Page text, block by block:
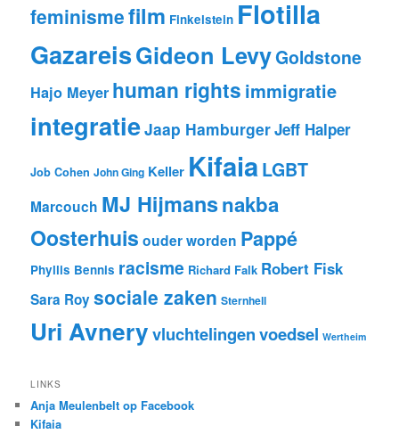
feminismefilm Finkelstein Flotilla
GazareisGideon LevyGoldstone
Hajo Meyer human rights immigratie
integratieJaap HamburgerJeff Halper
Job Cohen John Ging Keller KifaiaLGBT
Marcouch MJ Hijmansnakba
Oosterhuis ouder worden Pappé
Phyllis Bennis racisme Richard Falk Robert Fisk
Sara Roysociale zaken Sternhell
Uri Avneryvluchtelingenvoedsel Wertheim
LINKS
Anja Meulenbelt op Facebook
Kifaia